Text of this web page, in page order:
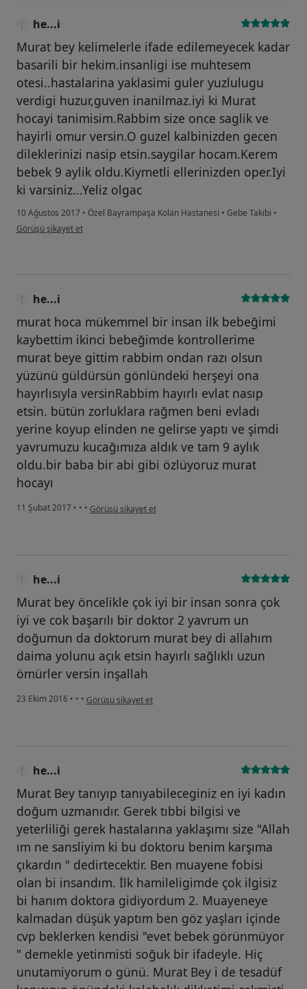
he...i
Murat bey kelimelerle ifade edilemeyecek kadar
basarili bir hekim.insanligi ise muhtesem
otesi..hastalarina yaklasimi guler yuzlulugu
verdigi huzur,guven inanilmaz.iyi ki Murat
hocayi tanimisim.Rabbim size once saglik ve
hayirli omur versin.O guzel kalbinizden gecen
dileklerinizi nasip etsin.saygilar hocam.Kerem
bebek 9 aylik oldu.Kiymetli ellerinizden oper.Iyi
ki varsiniz...Yeliz olgac
10 Ağustos 2017 • Özel Bayrampaşa Kolan Hastanesi • Gebe Takibi •
kullanıcının görüşüne göre he...i
Görüşü şikayet et
he...i
murat hoca mükemmel bir insan ilk bebeğimi
kaybettim ikinci bebeğimde kontrollerime
murat beye gittim rabbim ondan razı olsun
yüzünü güldürsün gönlündeki herşeyi ona
hayırlısıyla versinRabbim hayırlı evlat nasıp
etsin. bütün zorluklara rağmen beni evladı
yerine koyup elinden ne gelirse yaptı ve şimdi
yavrumuzu kucağımıza aldık ve tam 9 aylık
oldu.bir baba bir abi gibi özlüyoruz murat
hocayı
11 Şubat 2017 • • • kullanıcının görüşüne göre he...i
Görüşü şikayet et
he...i
Murat bey öncelikle çok iyi bir insan sonra çok
iyi ve cok başarılı bir doktor 2 yavrum un
doğumun da doktorum murat bey di allahım
daima yolunu açık etsin hayırlı sağlıklı uzun
ömürler versin inşallah
23 Ekim 2016 • • • kullanıcının görüşüne göre he...i
Görüşü şikayet et
he...i
Murat Bey tanıyıp tanıyabileceginiz en iyi kadın
doğum uzmanıdır. Gerek tıbbi bilgisi ve
yeterliliği gerek hastalarına yaklaşımı size "Allah
ım ne sansliyim ki bu doktoru benim karşıma
çıkardın " dedirtecektir. Ben muayene fobisi
olan bi insandım. İlk hamileligimde çok ilgisiz
bi hanım doktora gidiyordum 2. Muayeneye
kalmadan düşük yaptım ben göz yaşları içinde
cvp beklerken kendisi "evet bebek görünmüyor
" demekle yetinmisti soğuk bir ifadeyle. Hiç
unutamiyorum o günü. Murat Bey i de tesadüf